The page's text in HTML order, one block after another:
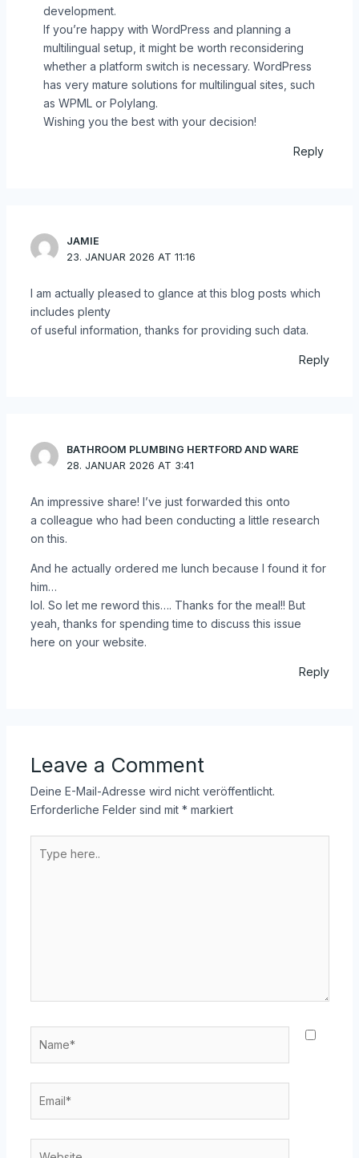
development.
If you’re happy with WordPress and planning a
multilingual setup, it might be worth reconsidering
whether a platform switch is necessary. WordPress
has very mature solutions for multilingual sites, such
as WPML or Polylang.
Wishing you the best with your decision!
Reply
JAMIE
23. JANUAR 2026 AT 11:16
I am actually pleased to glance at this blog posts which
includes plenty
of useful information, thanks for providing such data.
Reply
BATHROOM PLUMBING HERTFORD AND WARE
28. JANUAR 2026 AT 3:41
An impressive share! I’ve just forwarded this onto
a colleague who had been conducting a little research
on this.
And he actually ordered me lunch because I found it for
him…
lol. So let me reword this…. Thanks for the meal!! But
yeah, thanks for spending time to discuss this issue
here on your website.
Reply
Leave a Comment
Deine E-Mail-Adresse wird nicht veröffentlicht.
Erforderliche Felder sind mit * markiert
here..